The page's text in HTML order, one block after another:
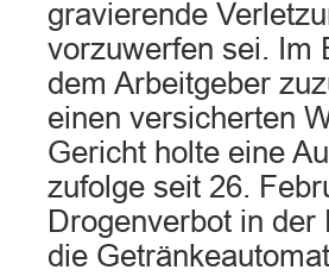
gravierende
vorzuwerfen sei. Im
dem Arbeitgeber
einen versicherten
Gericht holte eine
zufolge seit 26.
Drogenverbot in
die